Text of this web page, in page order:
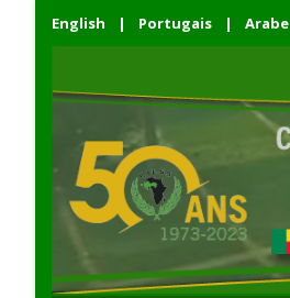
English | Portugais | Arabe